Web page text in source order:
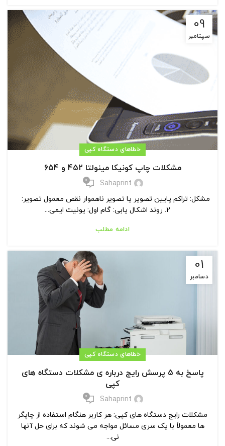
09
سپتامبر
خطاهای دستگاه کپی
مشکلات چاپ کونیکا مینولتا 452 و 654
Sahaprint
0
مشکل: تراکم پایین تصویر یا تصویر ناهموار نقص معمول تصویر:
ادامه مطلب
01
دسامبر
خطاهای دستگاه کپی
پاسخ به 5 پرسش رایج درباره ی مشکلات دستگاه های
کپی
Sahaprint
0
مشکلات رایج دستگاه های کپی: هر کاربر هنگام استفاده از چاپگر
ها معمولاً با یک سری مسائل مواجه می شوند که برای حل آنها
نی...